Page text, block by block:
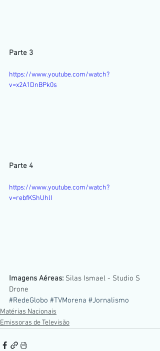
Parte 3
https://www.youtube.com/watch?
v=x2A1DnBPk0s
Parte 4
https://www.youtube.com/watch?
v=rebfKShUhlI
Imagens Aéreas: Silas Ismael - Studio S
Drone
#RedeGlobo #TVMorena #Jornalismo
Matérias Nacionais
Emissoras de Televisão